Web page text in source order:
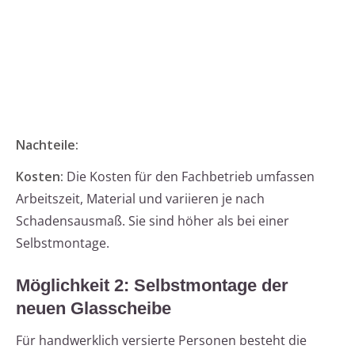
Nachteile:
Kosten: Die Kosten für den Fachbetrieb umfassen
Arbeitszeit, Material und variieren je nach
Schadensausmaß. Sie sind höher als bei einer
Selbstmontage.
Möglichkeit 2: Selbstmontage der
neuen Glasscheibe
Für handwerklich versierte Personen besteht die